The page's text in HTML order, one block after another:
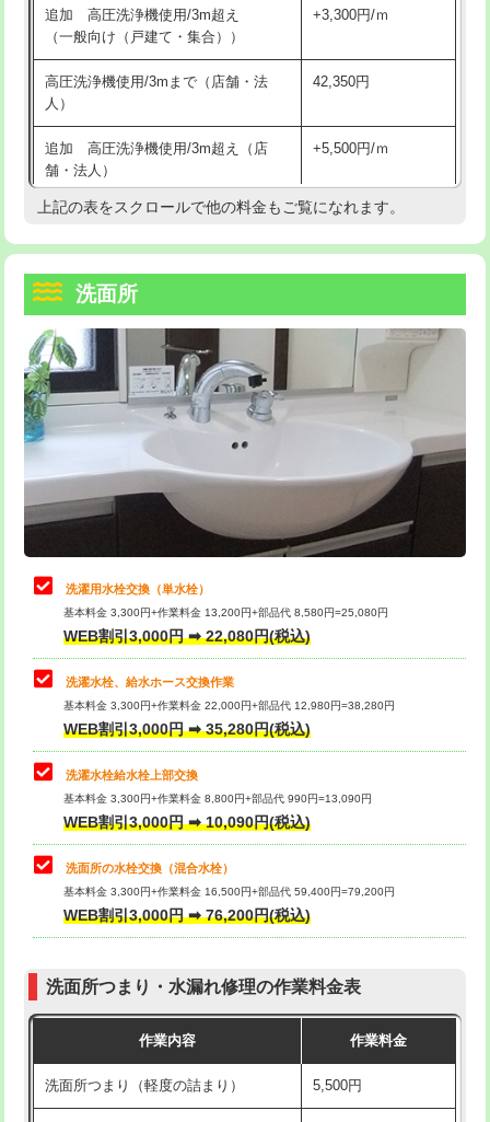
マス交換（深さ50㎝以上） 66,000円
コンクリート斫り（厚さ10㎝まで） 27,500円
コンクリート斫り（厚さ10㎝超え）
モルタル補修（厚さ10㎝まで）
モルタル補修（厚さ10㎝超え） 38,500円
洗面台設置 38,500円
追加人工
廃棄・処分 現場見積
※給水管工事は20mmまでの価格です。
持込商品取付（混合水栓） 16,500円
給水管工事※（ホール加工)
給水管工事※（バンド止め) 3,300円
給水管工事※（支持金具設置) 5,500円
給水管工事※（保温材使用（バンド止
め込み）)
5,500円
給水管工事※（土の掘削・埋め戻し作
業)
11,000円
給水管工事※（塩ビ管（VP・HI）使
用/3ｍまで)
33,000円
給水管工事※（塩ビ管（VP・HI）使
用（追加）/3ｍ超え)
給水管工事※（ライニング鋼管・銅
管・ポリ管・HT管使用/3ｍまで)
44,000円
給水管工事※（ライニング鋼管・銅
管・ポリ管・HT管使用/3ｍ超え)
排水管工事（土の掘削・埋め戻し作
業）
排水管工事（排水管工事/3ｍまで） 55,000円
排水管工事（追加 排水管工事/3ｍ超
え）
マス交換（土の掘削・埋め戻し作業）
マス交換（深さ50㎝未満）
マス交換（深さ50㎝以上）
モルタル補修（厚さ10㎝まで） 27,500円
モルタル補修（厚さ10㎝超え） 38,500円
追加 高圧洗浄機使用/3m超え
（一般向け（戸建て・集合））
+3,300円/ｍ
高圧洗浄機使用/3mまで（店舗・法
人）
42,350円
追加 高圧洗浄機使用/3m超え（店
舗・法人）
+5,500円/ｍ
高度高圧洗浄換 現地調査
トーラー機使用/3mまで
追加トーラー機使用/3m超え +3,300円
カメラ調査 33,000円
桝清掃
止水・漏水調査・防水処理・清掃・修
理・調整・分解・加工など（軽作業）
11,000円
止水・漏水調査・防水処理・清掃・修
理・調整・分解・加工など（中作業）
22,000円
止水・漏水調査・防水処理・清掃・修
理・調整・分解・加工など（重作業）
33,000円
キッチンタンク脱着
その他部品の脱着
交換・取付（タンク）
交換・取付(単水栓（壁付・デッキ
式）)
交換・取付(混合水栓（壁付・デッキ
式・ワンホール）)
16,500円+材料費
（P/S/ポップアップ））
交換・取付（その他部品） 11,000円+材料費
持込商品取付（単水栓） 13,200円
持込商品取付（混合水栓） 16,500円
上記の表をスクロールで他の料金もご覧になれます。
洗面所
洗濯用水栓交換（単水栓）
基本料金 3,300円+作業料金 13,200円+部品代 8,580円=25,080円
WEB割引3,000円 ➡ 22,080円(税込)
洗濯水栓、給水ホース交換作業
基本料金 3,300円+作業料金 22,000円+部品代 12,980円=38,280円
WEB割引3,000円 ➡ 35,280円(税込)
洗濯水栓給水栓上部交換
基本料金 3,300円+作業料金 8,800円+部品代 990円=13,090円
WEB割引3,000円 ➡ 10,090円(税込)
洗面所の水栓交換（混合水栓）
基本料金 3,300円+作業料金 16,500円+部品代 59,400円=79,200円
WEB割引3,000円 ➡ 76,200円(税込)
洗面所つまり・水漏れ修理の作業料金表
作業内容 作業料金
洗面所つまり（軽度の詰まり） 5,500円